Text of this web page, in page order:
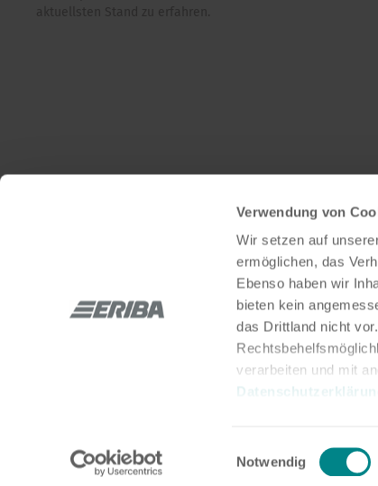
Verwendung von
Wir setzen auf
ermöglichen, das
Ebenso haben wir
bieten kein
das Drittland nicht
verarbeiten und mit
Einstellungen
der Webseite
Einwilligungsauswahl
Notwendig
Bleibe mit uns über soziale Netzwerke in
Impressum